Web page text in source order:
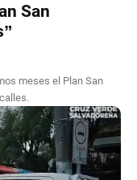
San
meses el Plan San